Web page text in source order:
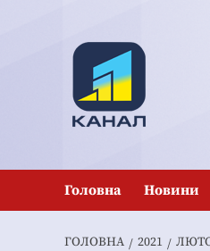
Головна Новини
ГОЛОВНА 2021